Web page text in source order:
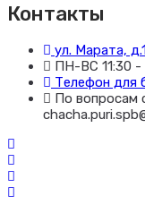
Контакты
ул. Марата,
ПН-ВС 11:30 -
Телефон для
По вопросам